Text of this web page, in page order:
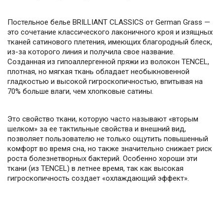
Постельное белье BRILLIANT CLASSICS от German Grass —
это сочетание классического лаконичного кроя и изящных
тканей сатинового плетения, имеющих благородный блеск,
из-за которого линия и получила свое название.
Созданная из гипоаллергенной пряжи из волокон TENCEL,
плотная, но мягкая ткань обладает необыкновенной
гладкостью и высокой гигроскопичностью, впитывая на
70% больше влаги, чем хлопковые сатины.
Это свойство ткани, которую часто называют «вторым
шелком» за ее тактильные свойства и внешний вид,
позволяет пользователю не только ощутить повышенный
комфорт во время сна, но также значительно снижает риск
роста болезнетворных бактерий. Особенно хороши эти
ткани (из TENCEL) в летнее время, так как высокая
гигроскопичность создает «охлаждающий эффект».